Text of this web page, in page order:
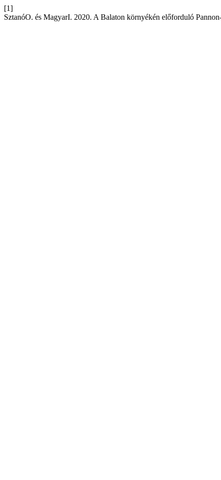
[1]
SztanóO. és MagyarI. 2020. A Balaton környékén előforduló